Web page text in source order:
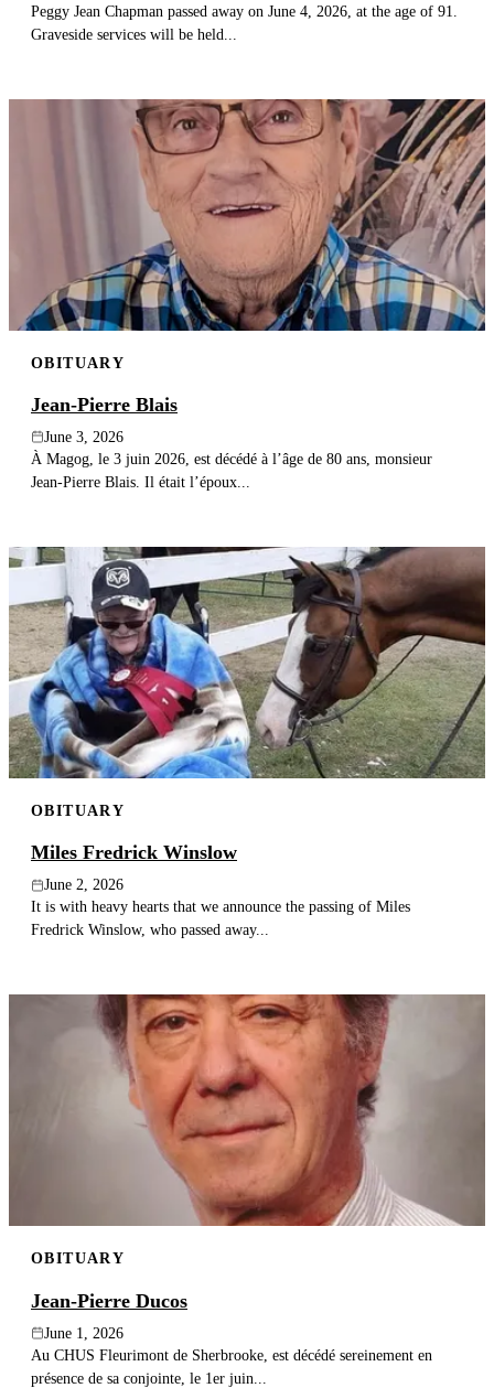
Peggy Jean Chapman passed away on June 4, 2026, at the age of 91.
Graveside services will be held...
OBITUARY
Jean-Pierre Blais
June 3, 2026
À Magog, le 3 juin 2026, est décédé à l’âge de 80 ans, monsieur
Jean-Pierre Blais. Il était l’époux...
OBITUARY
Miles Fredrick Winslow
June 2, 2026
It is with heavy hearts that we announce the passing of Miles
Fredrick Winslow, who passed away...
OBITUARY
Jean-Pierre Ducos
June 1, 2026
Au CHUS Fleurimont de Sherbrooke, est décédé sereinement en
présence de sa conjointe, le 1er juin...